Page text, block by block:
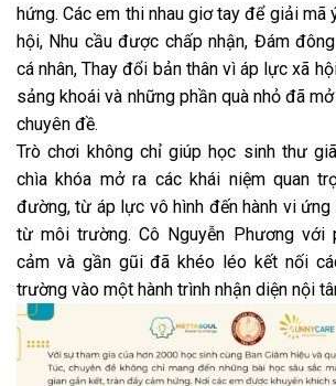
hứng. Các em thi nhau giơ tay để giải mã
hội, Nhu cầu được chấp nhận, Đám
cá nhân, Thay đổi bản thân vì áp lực xã
sảng khoái và những phần quà nhỏ đã
chuyên đề.
Trò chơi không chỉ giúp học sinh thư
chìa khóa mở ra các khái niệm quan
đường, từ áp lực vô hình đến hành vi
từ môi trường. Cô Nguyễn Phương với
cảm và gần gũi đã khéo léo kết nối
trường vào một hành trình nhận diện nội